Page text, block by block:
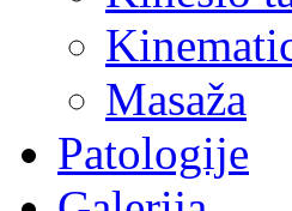
Masaža
Patologije